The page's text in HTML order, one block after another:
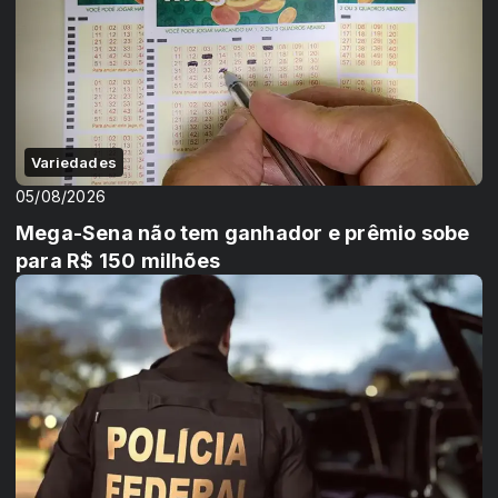
Variedades
05/08/2026
Mega-Sena não tem ganhador e prêmio sobe
para R$ 150 milhões